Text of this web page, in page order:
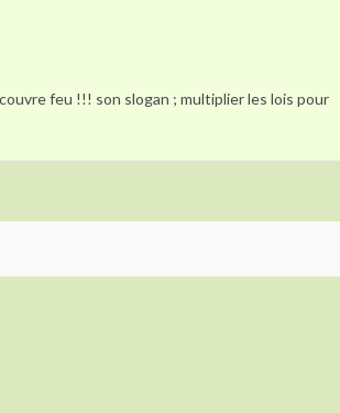
feu !!! son slogan ; multiplier les lois pour